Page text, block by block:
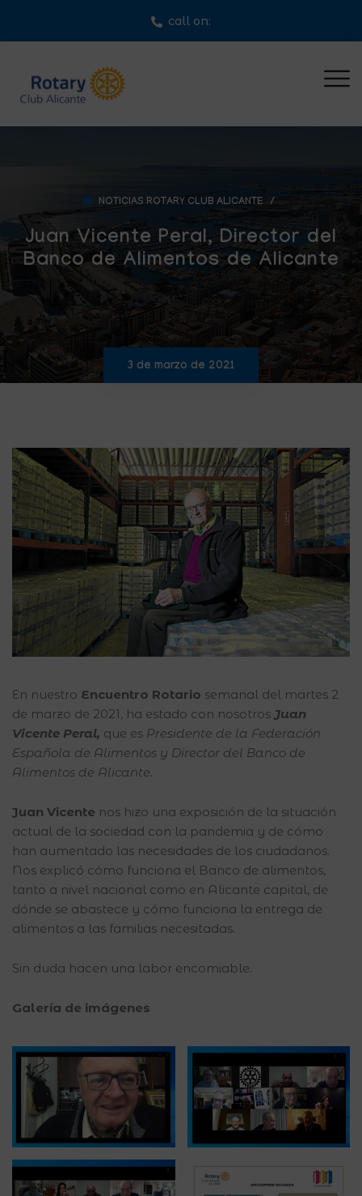
call on:
NOTICIAS ROTARY CLUB ALICANTE /
Juan Vicente Peral, Director del
Banco de Alimentos de Alicante
3 de marzo de 2021
En nuestro Encuentro Rotario semanal del martes 2
de marzo de 2021, ha estado con nosotros Juan
Vicente Peral, que es Presidente de la Federación
Española de Alimentos y Director del Banco de
Alimentos de Alicante.
Juan Vicente nos hizo una exposición de la situación
actual de la sociedad con la pandemia y de cómo
han aumentado las necesidades de los ciudadanos.
Nos explicó cómo funciona el Banco de alimentos,
tanto a nivel nacional como en Alicante capital, de
dónde se abastece y cómo funciona la entrega de
alimentos a las familias necesitadas.
Sin duda hacen una labor encomiable.
Galería de imágenes